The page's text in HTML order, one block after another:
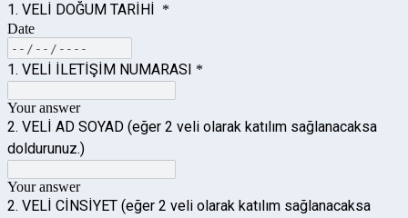
1. VELİ DOĞUM TARİHİ *
Date
1. VELİ İLETİŞİM NUMARASI *
Your answer
2. VELİ AD SOYAD (eğer 2 veli olarak katılım sağlanacaksa
doldurunuz.)
Your answer
2. VELİ CİNSİYET (eğer 2 veli olarak katılım sağlanacaksa